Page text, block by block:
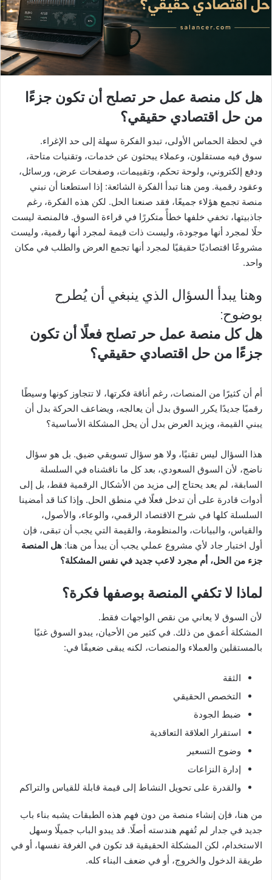
هل كل منصة عمل حر تصلح أن تكون جزءًا
من حل اقتصادي حقيقي؟
في لحظة الحماس الأولى، تبدو الفكرة سهلة إلى حد الإغراء.
سوق فيه مستقلون، وعملاء يبحثون عن خدمات، وتقنيات متاحة،
ودفع إلكتروني، ولوحة تحكم، وتقييمات، وصفحات عرض، ورسائل،
وعقود رقمية. ومن هنا تبدأ الفكرة الشائعة: إذا استطعنا أن نبني
منصة تجمع هؤلاء جميعًا، فقد صنعنا الحل. لكن هذه الفكرة، رغم
جاذبيتها، تخفي خلفها خطأً متكررًا في قراءة السوق. فالمنصة ليست
حلًا لمجرد أنها موجودة، وليست ذات قيمة لمجرد أنها رقمية، وليست
مشروعًا اقتصاديًا حقيقيًا لمجرد أنها تجمع العرض والطلب في مكان
واحد.
وهنا يبدأ السؤال الذي ينبغي أن يُطرح
بوضوح:
هل كل منصة عمل حر تصلح فعلًا أن تكون
جزءًا من حل اقتصادي حقيقي؟
أم أن كثيرًا من المنصات، رغم أناقة فكرتها، لا تتجاوز كونها وسيطًا
رقميًا جديدًا يكرر السوق بدل أن يعالجه، ويضاعف الحركة بدل أن
يبني القيمة، ويزيد العرض بدل أن يحل المشكلة الأساسية؟
هذا السؤال ليس تقنيًا، ولا هو سؤال تسويقي ضيق. بل هو سؤال
ناضج، لأن السوق السعودي، بعد كل ما ناقشناه في السلسلة
السابقة، لم يعد يحتاج إلى مزيد من الأشكال الرقمية فقط، بل إلى
أدوات قادرة على أن تدخل فعلًا في منطق الحل. وإذا كنا قد أمضينا
السلسلة كلها في شرح الاقتصاد الرقمي، والوعاء، والأصول،
والقياس، والبيانات، والمنظومة، والقيمة التي يجب أن تبقى، فإن
أول اختبار جاد لأي مشروع عملي يجب أن يبدأ من هنا: هل المنصة
جزء من الحل، أم مجرد لاعب جديد في نفس المشكلة؟
لماذا لا تكفي المنصة بوصفها فكرة؟
لأن السوق لا يعاني من نقص الواجهات فقط.
المشكلة أعمق من ذلك. في كثير من الأحيان، يبدو السوق غنيًا
بالمستقلين والعملاء والمنصات، لكنه يبقى ضعيفًا في:
الثقة
التخصص الحقيقي
ضبط الجودة
استقرار العلاقة التعاقدية
وضوح التسعير
إدارة النزاعات
والقدرة على تحويل النشاط إلى قيمة قابلة للقياس والتراكم
من هنا، فإن إنشاء منصة من دون فهم هذه الطبقات يشبه بناء باب
جديد في جدار لم تُفهم هندسته أصلًا. قد يبدو الباب جميلًا وسهل
الاستخدام، لكن المشكلة الحقيقية قد تكون في الغرفة نفسها، أو في
طريقة الدخول والخروج، أو في ضعف البناء كله.